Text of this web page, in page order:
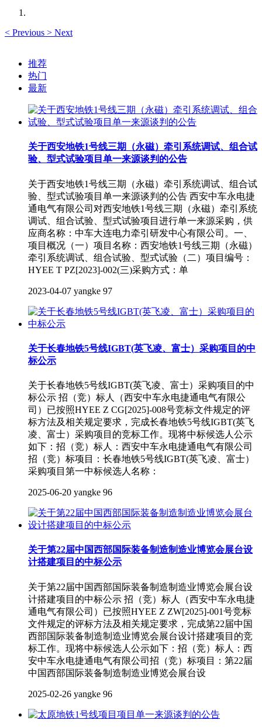
< Previous > Next
推荐
热门
最新
关于西安地铁1号线三期（永磁）牵引系统调试、组合试
验、型式试验项目单一来源谈判的公告
关于西安地铁1号线三期（永磁）牵引系统调试、组合试
验、型式试验项目单一来源谈判的公告 西安中车永电捷
通电气有限公司对西安地铁1号线三期（永磁）牵引系统
调试、组合试验、型式试验项目进行单一来源采购，供
应商名称：中车大连电力牵引研发中心有限公司。一、
项目概况（一）项目名称：西安地铁1号线三期（永磁）
牵引系统调试、组合试验、型式试验（二）项目编号：
HYEE T PZ[2023]-002(三)采购方式：单
2023-04-07 yangke 97
关于长春地铁5号线IGBT(英飞凌、富士）采购项目的中
标公示
关于长春地铁5号线IGBT(英飞凌、富士）采购项目的中
标公示 招（竞）标人（西安中车永电捷通电气有限公
司）已按照HYEE Z CG[2025]-008号竞标文件规定的评
标方法及相关规定要求，完成长春地铁5号线IGBT(英飞
凌、富士）采购项目的竞标工作。现将中标候选人公示
如下：招（竞）标人：西安中车永电捷通电气有限公司
招（竞）标项目：长春地铁5号线IGBT(英飞凌、富士）
采购项目第一中标候选人名称：
2025-06-20 yangke 96
关于第22届中国西部国际装备制造制造业博览会展台设
计搭建项目的中标公示
关于第22届中国西部国际装备制造制造业博览会展台设
计搭建项目的中标公示 招（竞）标人（西安中车永电捷
通电气有限公司）已按照HYEE Z ZW[2025]-001号竞标
文件规定的评标方法及相关规定要求，完成第22届中国
西部国际装备制造制造业博览会展台设计搭建项目的竞
标工作。现将中标候选人公示如下：招（竞）标人：西
安中车永电捷通电气有限公司招（竞）标项目：第22届
中国西部国际装备制造制造业博览会展台设
2025-02-26 yangke 96